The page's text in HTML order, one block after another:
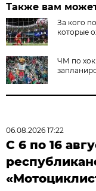
Также вам
За кого
которые
ЧМ по
06.08.2026 17:22
С 6 по 16